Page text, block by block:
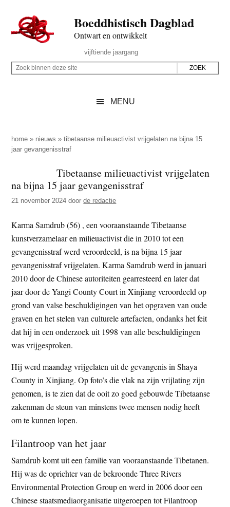
naar
de
inhoud
secondary
naar
de
sidebar
naar
de
Boeddhistisch Dagblad
Ontwart en ontwikkelt
Rechts
vijftiende jaargang
Z
p
d
z
e
i
t
e
Z
i
n
n
d
z
e
s
i
t
e
MENU
home » nieuws »tibetaanse milieuactivist vrijgelaten na bijna 15
jaar gevangenisstraf
Tibetaanse milieuactivist vrijgelaten
na bijna 15 jaar gevangenisstraf
21 november 2024 doorde redactie
Karma Samdrub (56) , een vooraanstaande Tibetaanse
kunstverzamelaar en milieuactivist die in 2010 tot een
gevangenisstraf werd veroordeeld, is na bijna 15 jaar
gevangenisstraf vrijgelaten. Karma Samdrub werd in januari
2010 door de Chinese autoriteiten gearresteerd en later dat
jaar door de Yangi County Court in Xinjiang veroordeeld op
grond van valse beschuldigingen van het opgraven van oude
graven en het stelen van culturele artefacten, ondanks het feit
dat hij in een onderzoek uit 1998 van alle beschuldigingen
was vrijgesproken.
Hij werd maandag vrijgelaten uit de gevangenis in Shaya
County in Xinjiang. Op foto’s die vlak na zijn vrijlating zijn
genomen, is te zien dat de ooit zo goed gebouwde Tibetaanse
zakenman de steun van minstens twee mensen nodig heeft
om te kunnen lopen.
Filantroop van het jaar
Samdrub komt uit een familie van vooraanstaande Tibetanen.
Hij was de oprichter van de bekroonde Three Rivers
Environmental Protection Group en werd in 2006 door een
Chinese staatsmediaorganisatie uitgeroepen tot Filantroop